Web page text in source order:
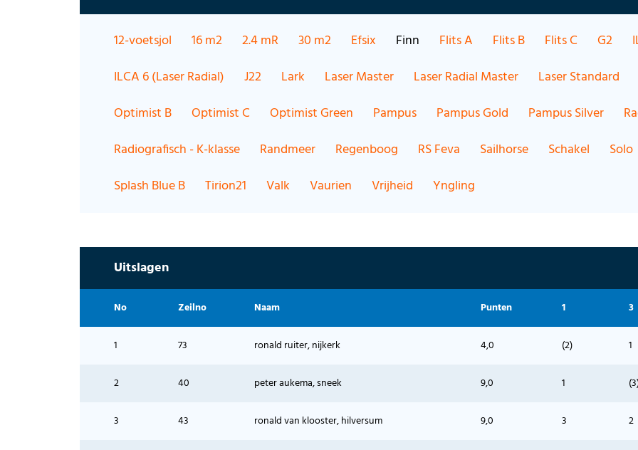
12-voetsjol 16 m2 2.4 mR 30 m2 Efsix Finn Flits A Flits B Flits C G2
ILCA 6 (Laser Radial)
J22 Lark Laser Master Laser Radial Master
Laser Standard
Optimist B
Optimist C Optimist Green Pampus Pampus Gold Pampus Silver
Radiografisch - K-klasse
Randmeer Regenboog RS Feva Sailhorse Schakel
Solo
Splash Blue B
Tirion21 Valk Vaurien Vrijheid Yngling
Uitslagen
No Zeilno Naam Punten 1 3
1 73 ronald ruiter, nijkerk 4,0 (2) 1
2 40 peter aukema, sneek 9,0 1
3 43 ronald van klooster, hilversum 9,0 3 2